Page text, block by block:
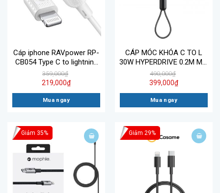
Cáp iphone RAVpower RP-
CB054 Type C to lightning
(MFI)
359,000₫
219,000₫
Mua ngay
CÁP MÓC KHÓA C TO L
30W HYPERDRIVE 0.2M MFI
IPHONE/IPAD HD-CLM302
490,000₫
399,000₫
Mua ngay
Giảm 35% Giảm 29%